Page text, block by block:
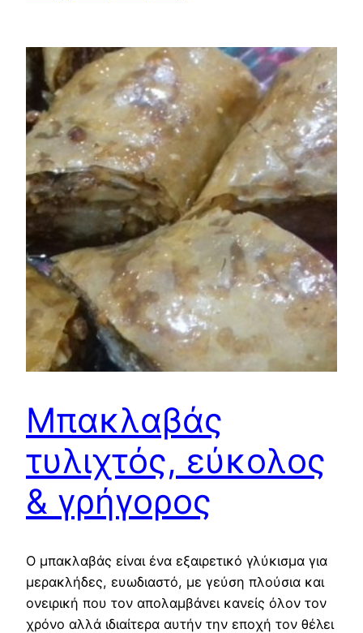
Μπακλαβάς
τυλιχτός, εύκολος
& γρήγορος
Ο μπακλαβάς είναι ένα εξαιρετικό γλύκισμα για
μερακλήδες, ευωδιαστό, με γεύση πλούσια και
ονειρική που τον απολαμβάνει κανείς όλον τον
χρόνο αλλά ιδιαίτερα αυτήν την εποχή τον θέλει